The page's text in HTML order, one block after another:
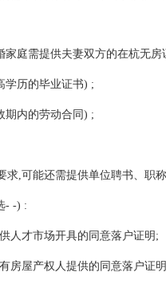
家庭需提供夫妻双方的在杭无房
学历的毕业证书) ;
期内的劳动合同) ;
求,可能还需提供单位聘书、职
- -) :
人才市场开具的同意落户证明;
房屋产权人提供的同意落户证